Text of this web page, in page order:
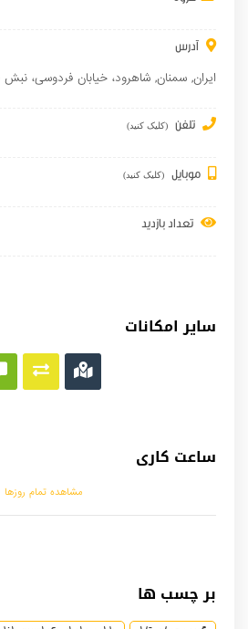
آدرس
ایران, سمنان, شاهرود، خیابان فردوسی، نبش
تلفن (کلیک کنید)
موبایل (کلیک کنید)
تعداد بازدید
سایر امکانات
ساعت کاری
مشاهده تمام روزها
بر چسب ها